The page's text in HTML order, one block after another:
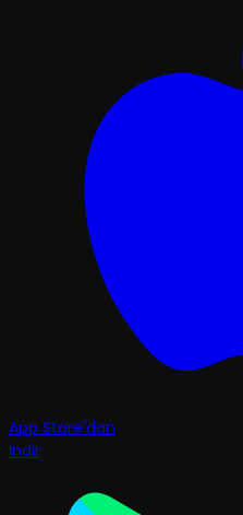
App Store'dan
İndir